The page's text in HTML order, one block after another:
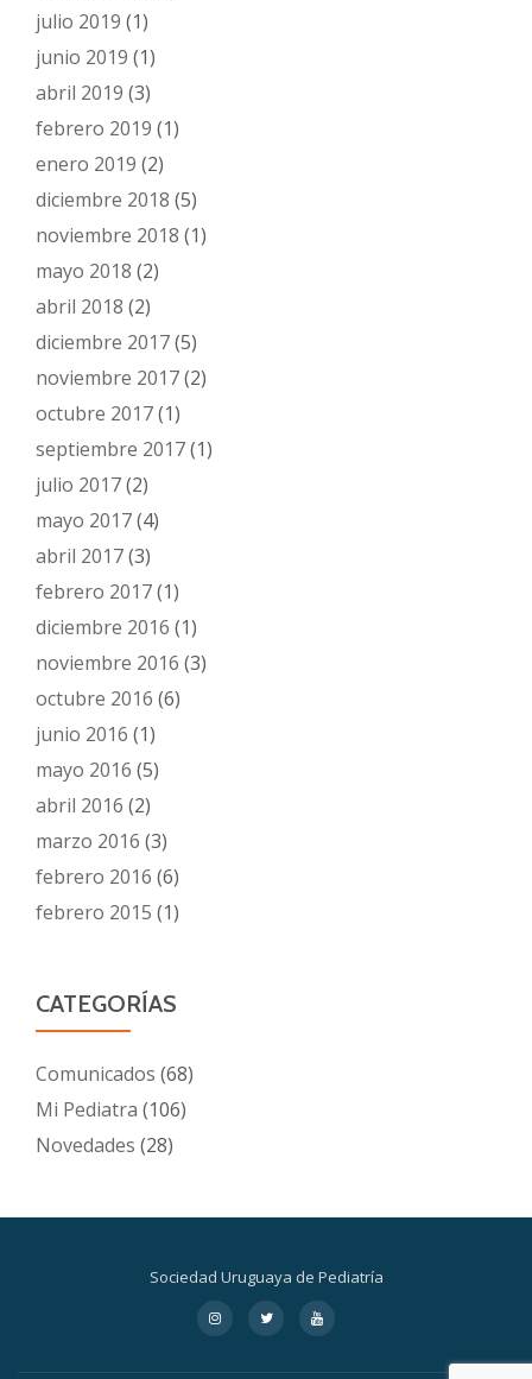
julio 2019 (1)
junio 2019 (1)
abril 2019 (3)
febrero 2019 (1)
enero 2019 (2)
diciembre 2018 (5)
noviembre 2018 (1)
mayo 2018 (2)
abril 2018 (2)
diciembre 2017(5)
noviembre 2017(2)
octubre 2017(1)
septiembre 2017(1)
julio 2017(2)
mayo 2017(4)
abril 2017(3)
febrero 2017(1)
diciembre 2016 (1)
noviembre 2016 (3)
octubre 2016 (6)
junio 2016 (1)
mayo 2016 (5)
abril 2016 (2)
marzo 2016 (3)
febrero 2016 (6)
febrero 2015 (1)
CATEGORÍAS
Comunicados (68)
Mi Pediatra (106)
Novedades (28)
Sociedad Uruguaya de Pediatría
secundario
fa-
instagram
fa-
twitter
fa-
youtube